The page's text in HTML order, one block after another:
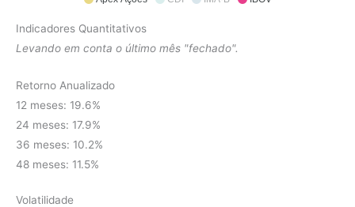
Indicadores Quantitativos
Levando em conta o último mês "fechado".
Retorno Anualizado
12 meses: 19.6%
24 meses: 17.9%
36 meses: 10.2%
48 meses: 11.5%
Volatilidade